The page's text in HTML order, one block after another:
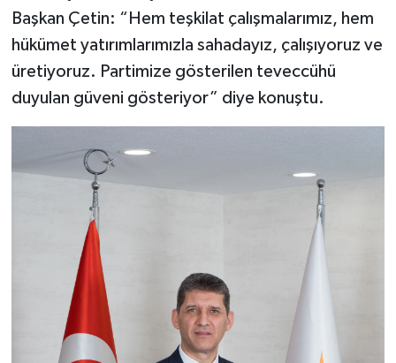
Başkan Çetin: “Hem teşkilat çalışmalarımız, hem
hükümet yatırımlarımızla sahadayız, çalışıyoruz ve
üretiyoruz. Partimize gösterilen teveccühü
duyulan güveni gösteriyor” diye konuştu.